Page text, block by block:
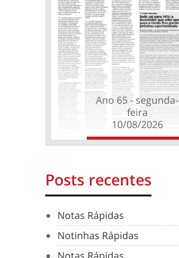
Ano 65 - segunda-
feira
10/08/2026
Posts recentes
Notas Rápidas
Notinhas Rápidas
Notas Rápidas